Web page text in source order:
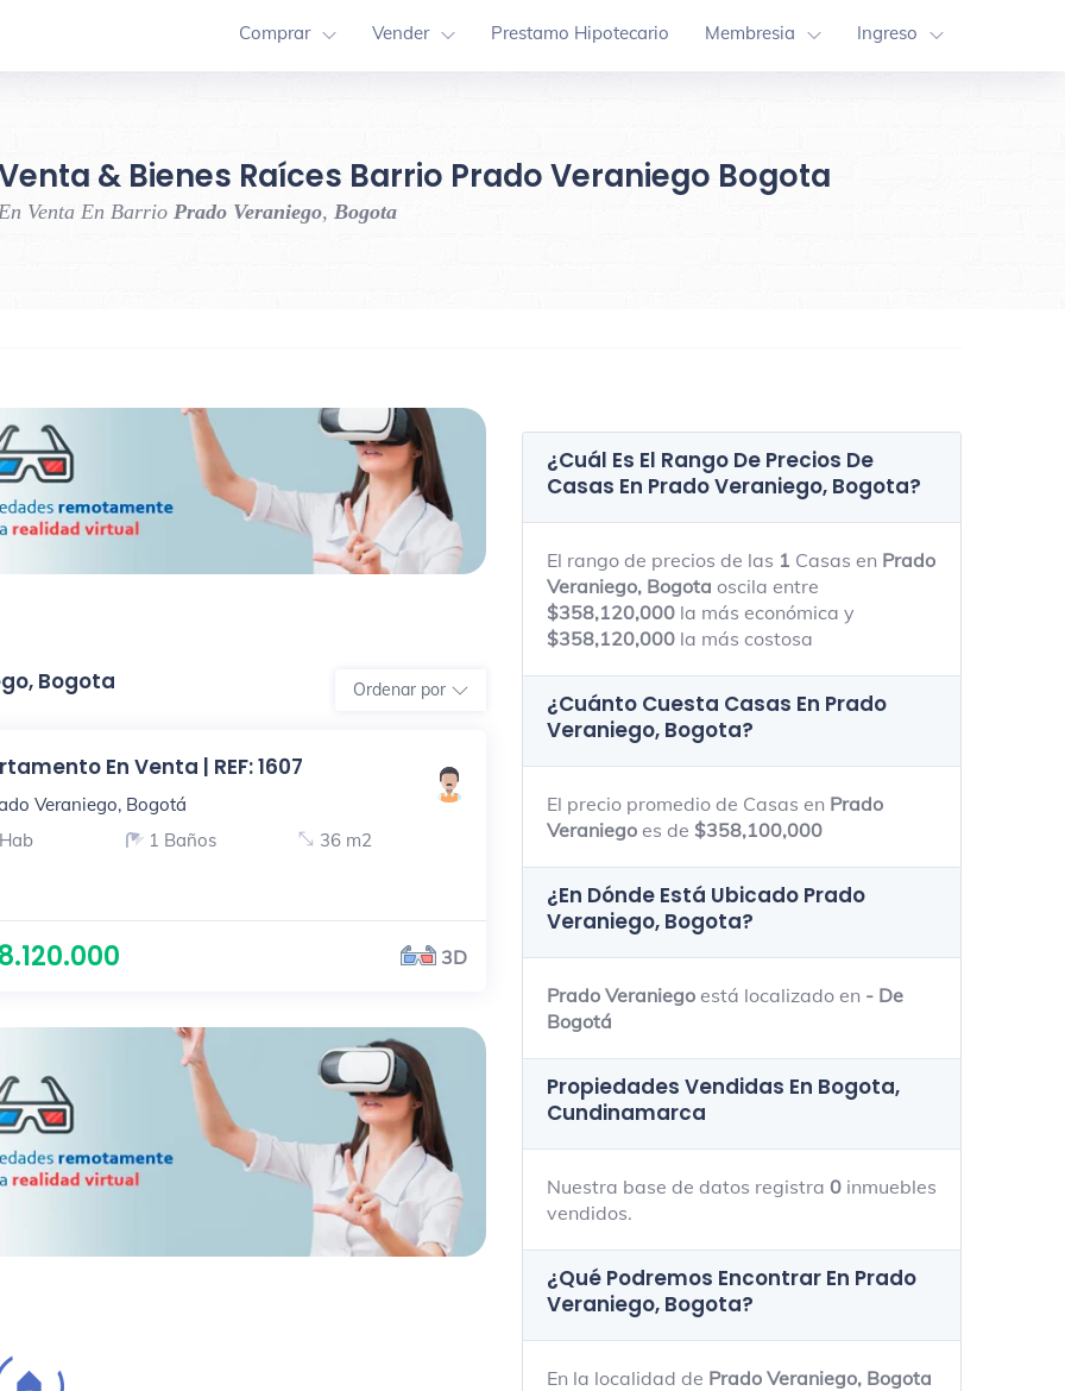
Comprar Vender Prestamo Hipotecario Membresia Ingreso
& Bienes Raíces Barrio Prado Veraniego Bogota
Venta En Barrio Prado Veraniego, Bogota
Bogota Ordenar por
En Venta | REF: 1607
Veraniego, Bogotá
1 Baños 36 m2
3D
¿Cuál Es El Rango De Precios De
Casas En Prado Veraniego, Bogota?
El rango de precios de las 1 Casas en Prado
Veraniego, Bogota oscila entre
$358,120,000 la más económica y
$358,120,000 la más costosa
¿Cuánto Cuesta Casas En Prado
Veraniego, Bogota?
El precio promedio de Casas en Prado
Veraniego es de $358,100,000
¿En Dónde Está Ubicado Prado
Veraniego, Bogota?
Prado Veraniego está localizado en - De
Bogotá
Propiedades Vendidas En Bogota,
Cundinamarca
Nuestra base de datos registra 0 inmuebles
vendidos.
¿Qué Podremos Encontrar En Prado
Veraniego, Bogota?
En la localidad de Prado Veraniego, Bogota